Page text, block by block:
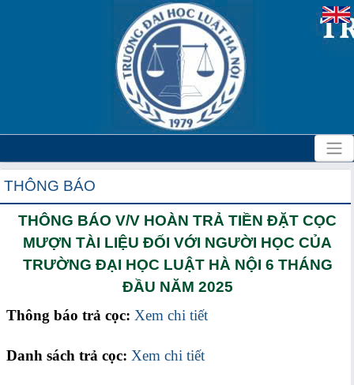
THÔNG BÁO
THÔNG BÁO V/V HOÀN TRẢ TIỀN ĐẶT CỌC
MƯỢN TÀI LIỆU ĐỐI VỚI NGƯỜI HỌC CỦA
TRƯỜNG ĐẠI HỌC LUẬT HÀ NỘI 6 THÁNG
ĐẦU NĂM 2025
Thông báo trả cọc: Xem chi tiết
Danh sách trả cọc: Xem chi tiết